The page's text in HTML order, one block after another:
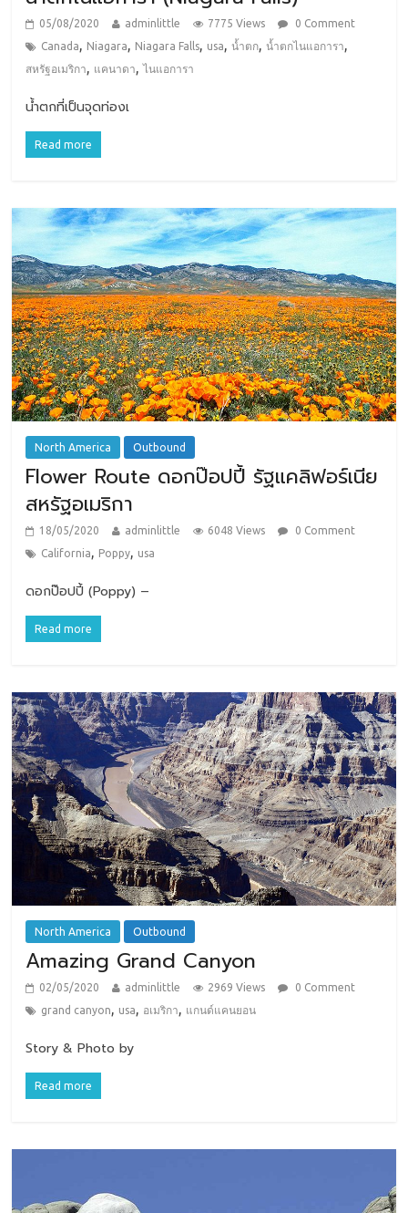
05/08/2020 adminlittle 7775 Views
0 Comment
Canada, Niagara, Niagara Falls, usa,น้ำตก,น้ำตกไนแอการา,
สหรัฐอเมริกา, แคนาดา,ไนแอการา
น้ำตกที่เป็นจุดท่องเ
Read more
North America Outbound
Flower Route ดอกป๊อปปี้ รัฐแคลิฟอร์เนีย
สหรัฐอเมริกา
18/05/2020 adminlittle 6048 Views
0 Comment
California, Poppy, usa
ดอกป๊อปปี้ (Poppy) –
Read more
North America Outbound
Amazing Grand Canyon
02/05/2020 adminlittle 2969 Views
0 Comment
grand canyon, usa, อเมริกา, แกนด์แคนยอน
Story & Photo by
Read more